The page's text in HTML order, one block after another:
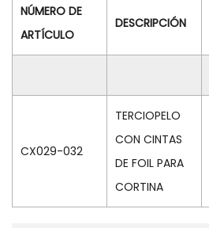
NÚMERO DE
ARTÍCULO
DESCRIPCIÓN
CX029-032
TERCIOPELO
CON CINTAS
DE FOIL PARA
CORTINA